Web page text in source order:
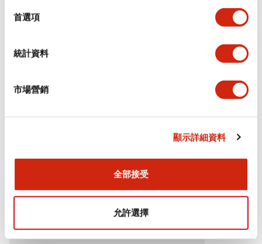
首選項
統計資料
市場營銷
顯示詳細資料
全部接受
允許選擇
規格 顯示全部+
審美規範
環境規範